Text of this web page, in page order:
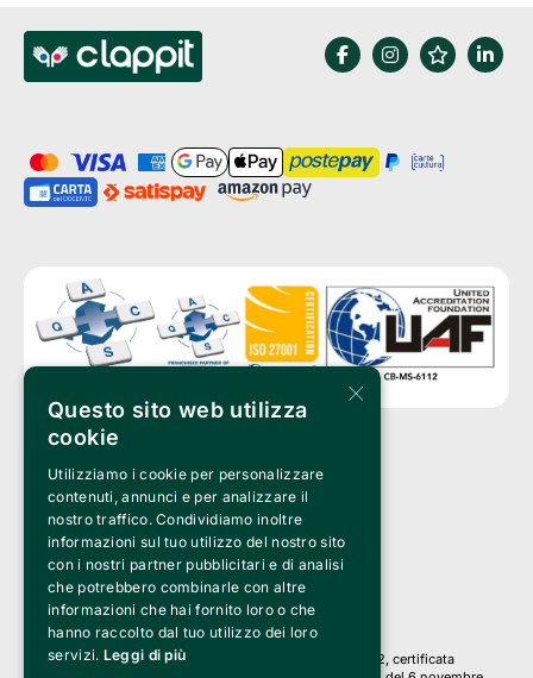
Clappit è un marchio di proprietà di:
Bemils Srl
a Socio Unico
Via Fosse Ardeatine, 4 -20092 Cinisello Balsamo (MI)
PI 05589050961
Iscr. C.C.I.A.A. Milano R.E.A. 1833471
© 2010-2025 Bemils Srl - Tutti i diritti riservati
Credits:
Clappit è basato sulla piattaforma di biglietteria Belive 6.2, certificata
×
Questo sito web utilizza
cookie
Utilizziamo i cookie per personalizzare
contenuti, annunci e per analizzare il
nostro traffico. Condividiamo inoltre
informazioni sul tuo utilizzo del nostro sito
con i nostri partner pubblicitari e di analisi
che potrebbero combinarle con altre
informazioni che hai fornito loro o che
hanno raccolto dal tuo utilizzo dei loro
servizi. Leggi di più